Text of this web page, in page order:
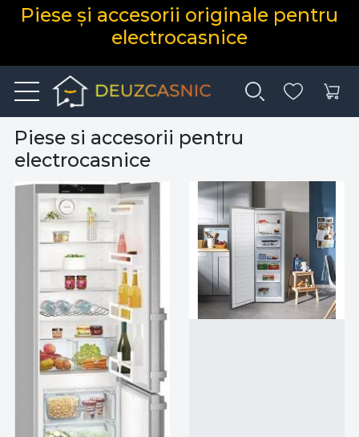
Piese și accesorii originale pentru
electrocasnice
Piese si accesorii pentru
electrocasnice